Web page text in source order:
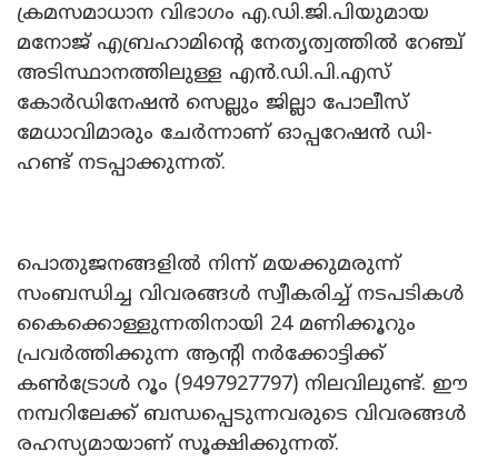
ക്രമസമാധാന വിഭാഗം എ.ഡി.ജി.പിയുമായ
മനോജ് എബ്രഹാമിന്‍റെ നേതൃത്വത്തില്‍ റേഞ്ച്
അടിസ്ഥാനത്തിലുള്ള എന്‍.ഡി.പി.എസ്
കോര്‍ഡിനേഷന്‍ സെല്ലും ജില്ലാ പോലീസ്
മേധാവിമാരും ചേര്‍ന്നാണ് ഓപ്പറേഷന്‍ ഡി-
ഹണ്ട് നടപ്പാക്കുന്നത്.
പൊതുജനങ്ങളില്‍ നിന്ന് മയക്കുമരുന്ന്
സംബന്ധിച്ച വിവരങ്ങള്‍ സ്വീകരിച്ച് നടപടികള്‍
കൈക്കൊള്ളുന്നതിനായി 24 മണിക്കൂറും
പ്രവര്‍ത്തിക്കുന്ന ആന്‍റി നര്‍ക്കോട്ടിക്ക്
കണ്‍ട്രോള്‍ റൂം (9497927797) നിലവിലുണ്ട്. ഈ
നമ്പറിലേക്ക് ബന്ധപ്പെടുന്നവരുടെ വിവരങ്ങള്‍
രഹസ്യമായാണ് സൂക്ഷിക്കുന്നത്.